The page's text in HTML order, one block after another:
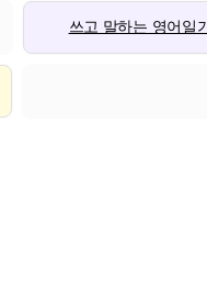
쓰고 말하는 영어일기